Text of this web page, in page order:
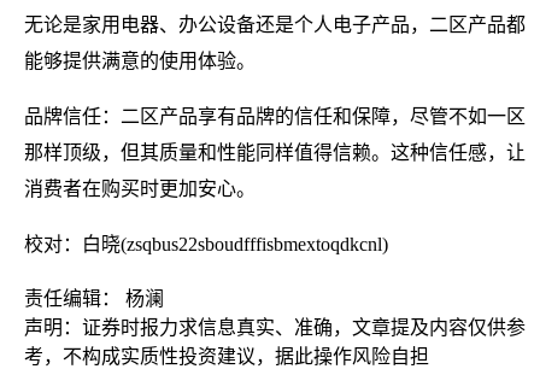
无论是家用电器、办公设备还是个人电子产品，二区产品都
能够提供满意的使用体验。
品牌信任：二区产品享有品牌的信任和保障，尽管不如一区
那样顶级，但其质量和性能同样值得信赖。这种信任感，让
消费者在购买时更加安心。
校对：白晓(zsqbus22sboudfffisbmextoqdkcnl)
责任编辑： 杨澜
声明：证券时报力求信息真实、准确，文章提及内容仅供参
考，不构成实质性投资建议，据此操作风险自担